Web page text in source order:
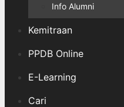
Info Alumni
Kemitraan
PPDB Online
E-Learning
Cari